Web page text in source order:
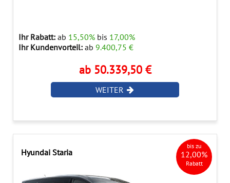
Ihr Rabatt: ab 15,50% bis 17,00%
Ihr Kundenvorteil: ab 9.400,75 €
ab 50.339,50 €
WEITER
Hyundai Staria
bis zu
12,00%
Rabatt